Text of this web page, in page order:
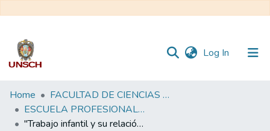
Log In (current)
Communities
&
Collections
Home
FACULTAD DE CIENCIAS SOCIALES
ESCUELA PROFESIONAL DE TRABAJO SOCIAL
"Trabajo infantil y su relación con el crecimiento personal en los Asentamientos Humanos Yanamilla, Totorilla y La Hoyada del distrito Andrés A. Cáceres - Ayacucho - 2018"